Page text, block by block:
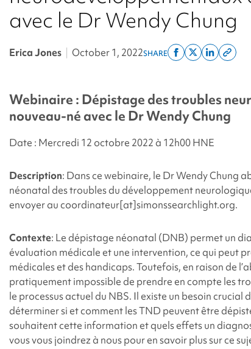
avec le Dr Wendy Chung
Erica Jones October 1, 2022SHARE
Share
facebook
Share
twitter
ShareCopy
link
Webinaire : Dépistage des troubles
nouveau-né avec le Dr Wendy Chung
Date : Mercredi 12 octobre 2022 à 12h00 HNE
Description: Dans ce webinaire, le Dr Wendy Chung
néonatal des troubles du développement
envoyer au coordinateur[at]simonssearchlight.org.
Contexte: Le dépistage néonatal (DNB) permet un
évaluation médicale et une intervention, ce qui peut
médicales et des handicaps. Toutefois, en raison de
pratiquement impossible de prendre en compte les
le processus actuel du NBS. Il existe un besoin crucial
déterminer si et comment les TND peuvent être
souhaitent cette information et quels effets un
vous vous joindrez à nous pour en savoir plus sur ce